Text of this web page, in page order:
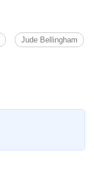
Jude Bellingham